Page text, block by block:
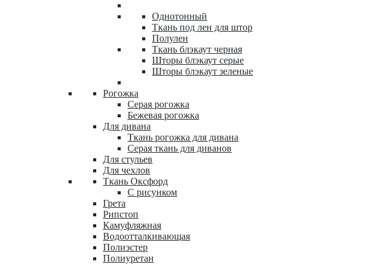
Однотонный
Ткань под лен для штор
Полулен
Ткань блэкаут черная
Шторы блэкаут серые
Шторы блэкаут зеленые
Рогожка
Серая рогожка
Бежевая рогожка
Для дивана
Ткань рогожка для дивана
Серая ткань для диванов
Для стульев
Для чехлов
Ткань Оксфорд
С рисунком
Грета
Рипстоп
Камуфляжная
Водоотталкивающая
Полиэстер
Полиуретан